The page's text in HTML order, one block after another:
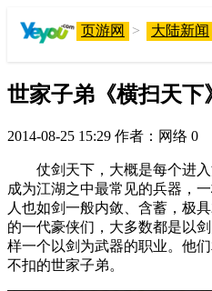
页游网 > 大陆新闻
世家子弟《横扫天下
2014-08-25 15:29 作者：网络 0
仗剑天下，大概是每个进入
成为江湖之中最常见的兵器，
人也如剑一般内敛、含蓄，极
的一代豪侠们，大多数都是以
样一个以剑为武器的职业。他
不扣的世家子弟。